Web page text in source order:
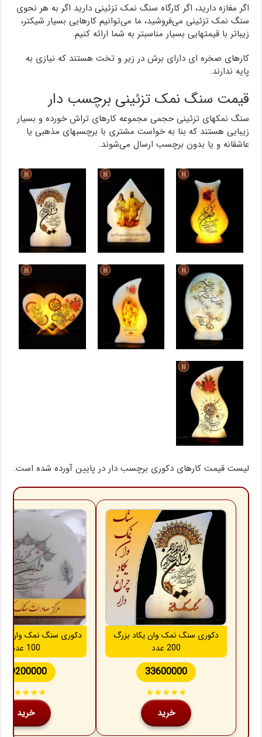
اگر مغازه دارید، اگر کارگاه سنگ نمک تزئینی دارید اگر به هر نحوی
سنگ نمک تزئینی می‌فروشید، ما می‌توانیم کارهایی بسیار شیکتر،
زیباتر با قیمتهایی بسیار مناسبتر به شما ارائه کنیم.
کارهای صخره ای دارای برش در زیر و تخت هستند که نیازی به
پایه ندارند.
قیمت سنگ نمک تزئینی برچسب دار
سنگ نمکهای تزئینی حجمی مجموعه کارهای تراش خورده و بسیار
زیبایی هستند که بنا به خواست مشتری با برچسبهای مذهبی یا
عاشقانه و یا بدون برچسب ارسال می‌شوند.
لیست قیمت کارهای دکوری برچسب دار در پایین آورده شده است.
دکوری سنگ نمک وان یکاد بزرگ
200 عدد
33600000
★★★★★
خرید
دکوری سنگ نمک وان
100 عدد
19200000
★★★★★
خرید